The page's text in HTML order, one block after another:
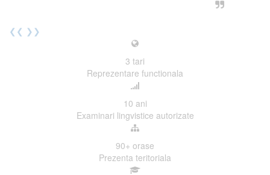
❮❮ ❯❯
3 tari
Reprezentare functionala
10 ani
Examinari lingvistice autorizate
90+ orase
Prezenta teritoriala